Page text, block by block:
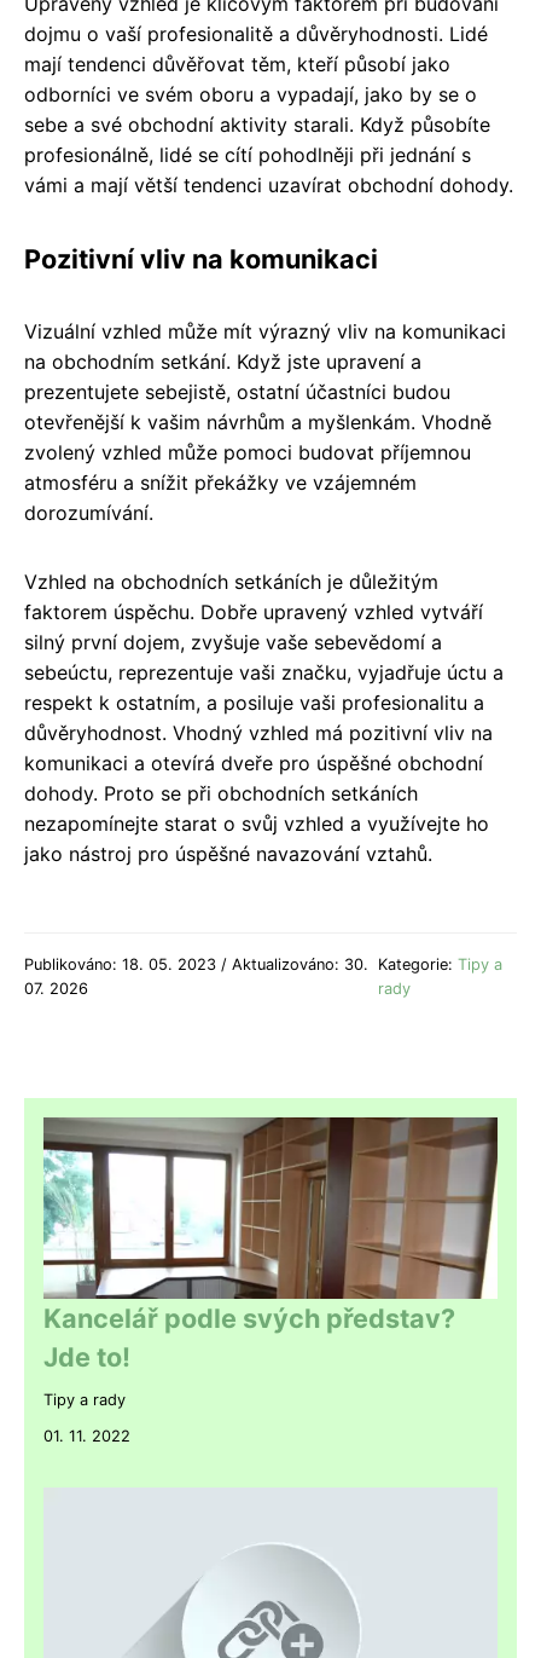
dojmu o vaší profesionalitě a důvěryhodnosti. Lidé
mají tendenci důvěřovat těm, kteří působí jako
odborníci ve svém oboru a vypadají, jako by se o
sebe a své obchodní aktivity starali. Když působíte
profesionálně, lidé se cítí pohodlněji při jednání s
vámi a mají větší tendenci uzavírat obchodní dohody.
Pozitivní vliv na komunikaci
Vizuální vzhled může mít výrazný vliv na komunikaci
na obchodním setkání. Když jste upravení a
prezentujete sebejistě, ostatní účastníci budou
otevřenější k vašim návrhům a myšlenkám. Vhodně
zvolený vzhled může pomoci budovat příjemnou
atmosféru a snížit překážky ve vzájemném
dorozumívání.
Vzhled na obchodních setkáních je důležitým
faktorem úspěchu. Dobře upravený vzhled vytváří
silný první dojem, zvyšuje vaše sebevědomí a
sebeúctu, reprezentuje vaši značku, vyjadřuje úctu a
respekt k ostatním, a posiluje vaši profesionalitu a
důvěryhodnost. Vhodný vzhled má pozitivní vliv na
komunikaci a otevírá dveře pro úspěšné obchodní
dohody. Proto se při obchodních setkáních
nezapomínejte starat o svůj vzhled a využívejte ho
jako nástroj pro úspěšné navazování vztahů.
Publikováno: 18. 05. 2023 / Aktualizováno: 30.
07. 2026
Kategorie:Tipy a
rady
Kancelář podle svých představ?
Jde to!
Tipy a rady
01. 11. 2022